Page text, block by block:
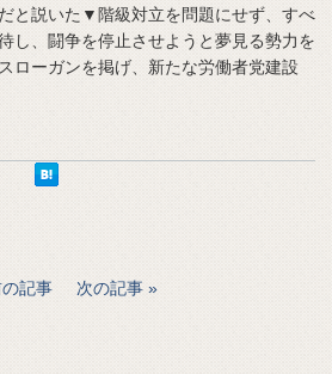
と説いた▼階級対立を問題にせず、すべ
し、闘争を停止させようと夢見る勢力を
ローガンを掲げ、新たな労働者党建設
記事 次の記事